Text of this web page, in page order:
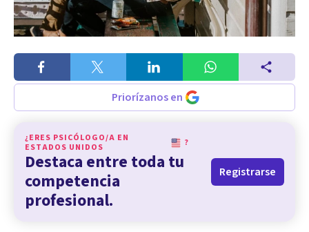
Priorízanos en
¿ERES PSICÓLOGO/A EN
ESTADOS UNIDOS
?
Destaca entre toda tu
competencia
profesional.
Registrarse